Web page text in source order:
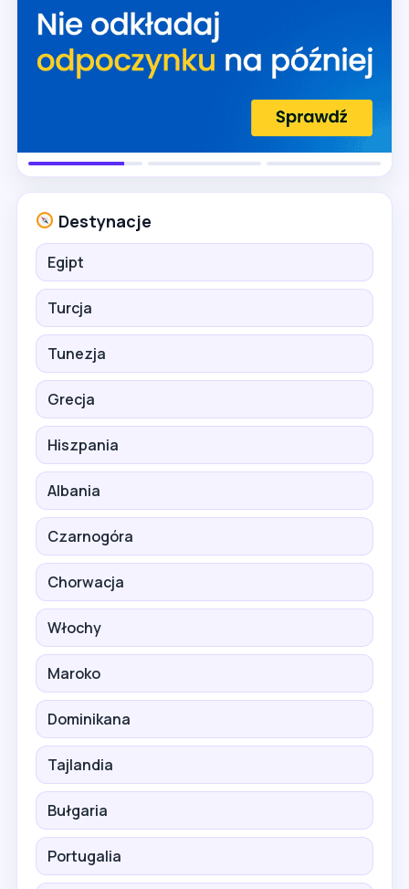
Destynacje
Egipt
Turcja
Tunezja
Grecja
Hiszpania
Albania
Czarnogóra
Chorwacja
Włochy
Maroko
Dominikana
Tajlandia
Bułgaria
Portugalia